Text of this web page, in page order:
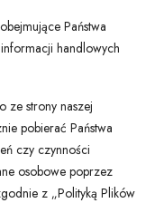
Państwa
handlowych
ze strony naszej
pobierać Państwa
czy czynności
osobowe poprzez
z „Polityką Plików